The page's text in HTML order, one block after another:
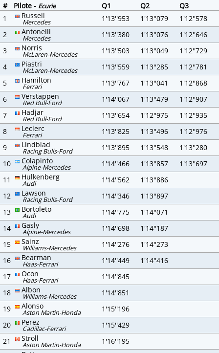
#
Pilote - Ecurie Q1 Q2
Q3
1
Russell
Mercedes 1'13''953 1'13''079
1'12''578
2
Antonelli
Mercedes 1'13''380 1'13''076
1'12''646
3
Norris
McLaren-Mercedes 1'13''503 1'13''049
1'12''729
4
Piastri
McLaren-Mercedes 1'13''559 1'13''285
1'12''781
5
Hamilton
Ferrari 1'13''767 1'13''041
1'12''868
6
Verstappen
Red Bull-Ford 1'14''067 1'13''479
1'12''907
7
Hadjar
Red Bull-Ford 1'13''654 1'12''975
1'12''935
8
Leclerc
Ferrari 1'13''825 1'13''496
1'12''976
9
Lindblad
Racing Bulls-Ford 1'13''895 1'13''548
1'13''280
10
Colapinto
Alpine-Mercedes 1'14''466 1'13''857
1'13''697
11
Hulkenberg
Audi 1'14''562
1'13''886
12
Lawson
Racing Bulls-Ford 1'14''346
1'13''897
13
Bortoleto
Audi 1'14''775
1'14''071
14
Gasly
Alpine-Mercedes 1'14''698
1'14''187
15
Sainz
Williams-Mercedes 1'14''276
1'14''273
16
Bearman
Haas-Ferrari 1'14''449
1'14''416
17
Ocon
Haas-Ferrari
1'14''845
18
Albon
Williams-Mercedes
1'14''851
19
Alonso
Aston Martin-Honda
1'15''196
20
Perez
Cadillac-Ferrari
1'15''429
21
Stroll
Aston Martin-Honda
1'16''195